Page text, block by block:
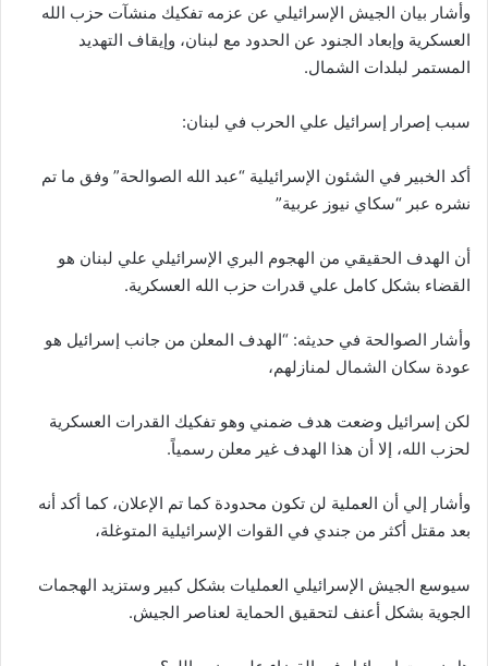
وأشار بيان الجيش الإسرائيلي عن عزمه تفكيك منشآت حزب الله
العسكرية وإبعاد الجنود عن الحدود مع لبنان، وإيقاف التهديد
المستمر لبلدات الشمال.
سبب إصرار إسرائيل علي الحرب في لبنان:
أكد الخبير في الشئون الإسرائيلية “عبد الله الصوالحة” وفق ما تم
نشره عبر “سكاي نيوز عربية”
أن الهدف الحقيقي من الهجوم البري الإسرائيلي علي لبنان هو
القضاء بشكل كامل علي قدرات حزب الله العسكرية.
وأشار الصوالحة في حديثه: “الهدف المعلن من جانب إسرائيل هو
عودة سكان الشمال لمنازلهم،
لكن إسرائيل وضعت هدف ضمني وهو تفكيك القدرات العسكرية
لحزب الله، إلا أن هذا الهدف غير معلن رسمياً.
وأشار إلي أن العملية لن تكون محدودة كما تم الإعلان، كما أكد أنه
بعد مقتل أكثر من جندي في القوات الإسرائيلية المتوغلة،
سيوسع الجيش الإسرائيلي العمليات بشكل كبير وستزيد الهجمات
الجوية بشكل أعنف لتحقيق الحماية لعناصر الجيش.